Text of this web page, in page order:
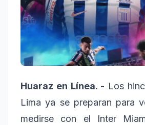
Huaraz en Línea. - Los
Lima ya se preparan para
medirse con el Inter